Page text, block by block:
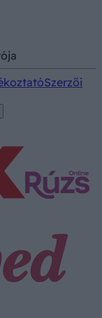
Szerzői